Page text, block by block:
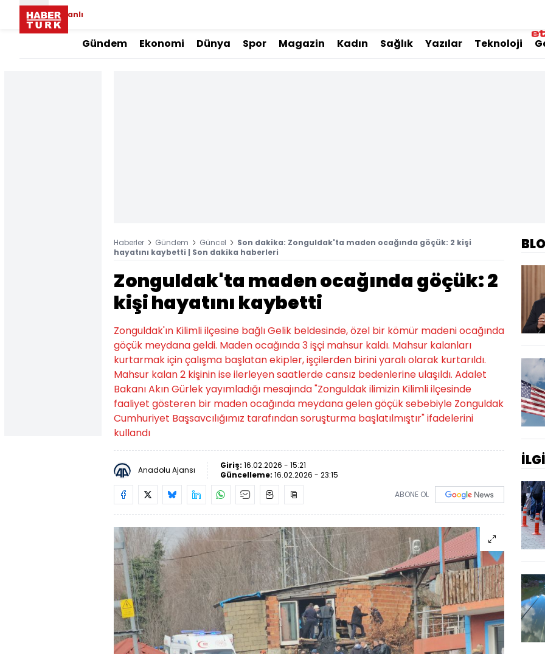
Canlı
Gündem Ekonomi Dünya Spor Magazin Kadın Sağlık Yazılar Teknoloji
Haberler Gündem Güncel
Son dakika: Zonguldak'ta maden ocağında göçük: 2 kişi
hayatını kaybetti | Son dakika haberleri
Zonguldak'ta maden ocağında göçük: 2
kişi hayatını kaybetti
Zonguldak'ın Kilimli ilçesine bağlı Gelik beldesinde, özel bir kömür madeni ocağında
göçük meydana geldi. Maden ocağında 3 işçi mahsur kaldı. Mahsur kalanları
kurtarmak için çalışma başlatan ekipler, işçilerden birini yaralı olarak kurtarıldı.
Mahsur kalan 2 kişinin ise ilerleyen saatlerde cansız bedenlerine ulaşıldı. Adalet
Bakanı Akın Gürlek yayımladığı mesajında "Zonguldak ilimizin Kilimli ilçesinde
faaliyet gösteren bir maden ocağında meydana gelen göçük sebebiyle Zonguldak
Cumhuriyet Başsavcılığımız tarafından soruşturma başlatılmıştır" ifadelerini
kullandı
Anadolu Ajansı Giriş: 16.02.2026 - 15:21
Güncelleme: 16.02.2026 - 23:15
ABONE OL